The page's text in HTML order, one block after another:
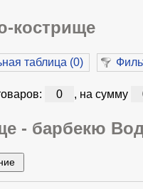
кострище
таблица (0)
0 , на сумму
- барбекю